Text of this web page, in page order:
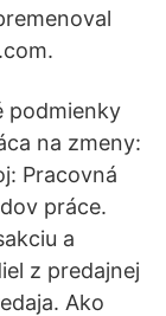
podmienky
na zmeny:
Pracovná
práce.
a
z predajnej
Ako